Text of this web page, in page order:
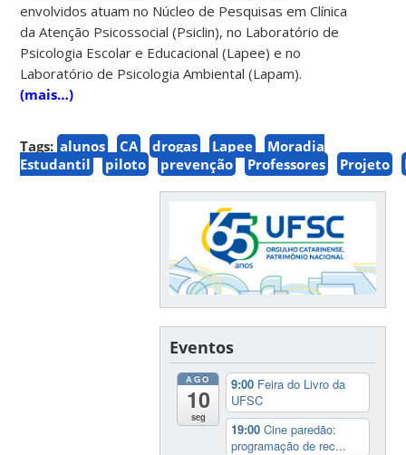
envolvidos atuam no Núcleo de Pesquisas em Clínica
da Atenção Psicossocial (Psiclin), no Laboratório de
Psicologia Escolar e Educacional (Lapee) e no
Laboratório de Psicologia Ambiental (Lapam).
(mais…)
Tags: alunos CA drogas Lapee
Moradia
Estudantil
piloto prevenção Professores Projeto
Eventos
AGO
10
seg
9:00 Feira do Livro da
UFSC
19:00Cine paredão:
programação de rec...